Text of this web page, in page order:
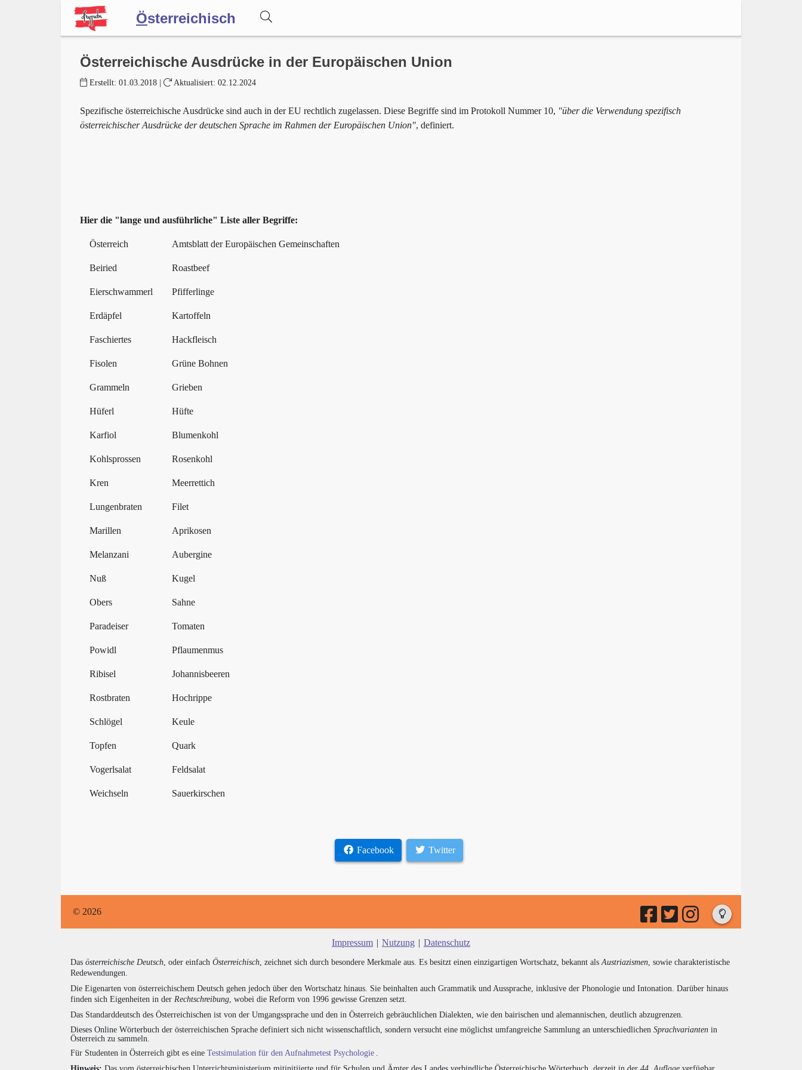
Österreichisch
Wörterbuch
Österreichische Ausdrücke in der Europäischen Union
Erstellt: 01.03.2018 | Aktualisiert: 02.12.2024
Spezifische österreichische Ausdrücke sind auch in der EU rechtlich zugelassen. Diese Begriffe sind im Protokoll Nummer 10, "über die Verwendung spezifisch
österreichischer Ausdrücke der deutschen Sprache im Rahmen der Europäischen Union", definiert.
Hier die "lange und ausführliche" Liste aller Begriffe:
Österreich Amtsblatt der Europäischen Gemeinschaften
Beiried Roastbeef
Eierschwammerl Pfifferlinge
Erdäpfel Kartoffeln
Faschiertes Hackfleisch
Fisolen Grüne Bohnen
Grammeln Grieben
Hüferl Hüfte
Karfiol Blumenkohl
Kohlsprossen Rosenkohl
Kren Meerrettich
Lungenbraten Filet
Marillen Aprikosen
Melanzani Aubergine
Nuß Kugel
Obers Sahne
Paradeiser Tomaten
Powidl Pflaumenmus
Ribisel Johannisbeeren
Rostbraten Hochrippe
Schlögel Keule
Topfen Quark
Vogerlsalat Feldsalat
Weichseln Sauerkirschen
Facebook Twitter
© 2026
Impressum | Nutzung | Datenschutz
Das österreichische Deutsch , oder einfach Österreichisch , zeichnet sich durch besondere Merkmale aus. Es besitzt einen einzigartigen Wortschatz, bekannt als Austriazismen , sowie charakteristische
Redewendungen.
Die Eigenarten von österreichischem Deutsch gehen jedoch über den Wortschatz hinaus. Sie beinhalten auch Grammatik und Aussprache, inklusive der Phonologie und Intonation. Darüber hinaus
finden sich Eigenheiten in der Rechtschreibung , wobei die Reform von 1996 gewisse Grenzen setzt.
Das Standarddeutsch des Österreichischen ist von der Umgangssprache und den in Österreich gebräuchlichen Dialekten, wie den bairischen und alemannischen, deutlich abzugrenzen.
Dieses Online Wörterbuch der österreichischen Sprache definiert sich nicht wissenschaftlich, sondern versucht eine möglichst umfangreiche Sammlung an unterschiedlichen Sprachvarianten in
Österreich zu sammeln.
Für Studenten in Österreich gibt es eine Testsimulation für den Aufnahmetest Psychologie